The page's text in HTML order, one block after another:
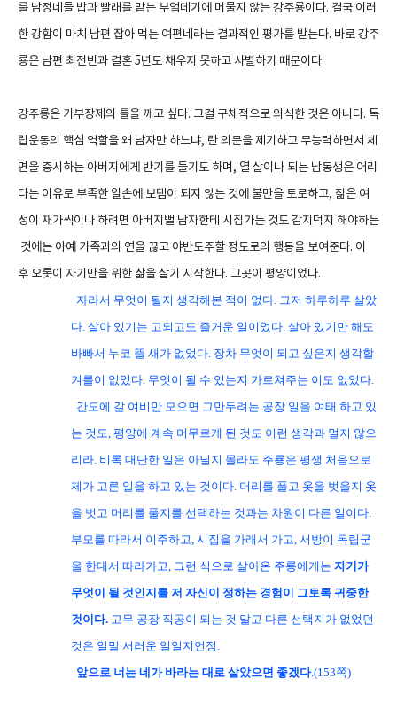
를 남정네들 밥과 빨래를 맡는 부엌데기에 머물지 않는 강주룡이다. 결국 이러
한 강함이 마치 남편 잡아 먹는 여편네라는 결과적인 평가를 받는다. 바로 강주
룡은 남편 최전빈과 결혼 5년도 채우지 못하고 사별하기 때문이다.
강주룡은 가부장제의 틀을 깨고 싶다. 그걸 구체적으로 의식한 것은 아니다. 독
립운동의 핵심 역할을 왜 남자만 하느냐, 란 의문을 제기하고 무능력하면서 체
면을 중시하는 아버지에게 반기를 들기도 하며, 열 살이나 되는 남동생은 어리
다는 이유로 부족한 일손에 보탬이 되지 않는 것에 불만을 토로하고, 젊은 여
성이 재가씩이나 하려면 아버지뻘 남자한테 시집가는 것도 감지덕지 해야하는
것에는 아예 가족과의 연을 끊고 야반도주할 정도로의 행동을 보여준다. 이
후 오롯이 자기만을 위한 삶을 살기 시작한다. 그곳이 평양이었다.
자라서 무엇이 될지 생각해본 적이 없다. 그저 하루하루 살았
다. 살아 있기는 고되고도 즐거운 일이었다. 살아 있기만 해도
바빠서 누코 뜰 새가 없었다. 장차 무엇이 되고 싶은지 생각할
겨를이 없었다. 무엇이 될 수 있는지 가르쳐주는 이도 없었다.
간도에 갈 여비만 모으면 그만두려는 공장 일을 여태 하고 있
는 것도, 평양에 계속 머무르게 된 것도 이런 생각과 멀지 않으
리라. 비록 대단한 일은 아닐지 몰라도 주룡은 평생 처음으로
제가 고른 일을 하고 있는 것이다. 머리를 풀고 옷을 벗을지 옷
을 벗고 머리를 풀지를 선택하는 것과는 차원이 다른 일이다.
부모를 따라서 이주하고, 시집을 가래서 가고, 서방이 독립군
을 한대서 따라가고, 그런 식으로 살아온 주룡에게는 자기가
무엇이 될 것인지를 저 자신이 정하는 경험이 그토록 귀중한
것이다. 고무 공장 직공이 되는 것 말고 다른 선택지가 없었던
것은 일말 서러운 일일지언정.
앞으로 너는 네가 바라는 대로 살았으면 좋겠다.(153쪽)